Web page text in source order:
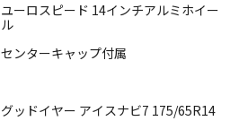
ユーロスピード 14インチアルミホイー
ル
センターキャップ付属
グッドイヤー アイスナビ7 175/65R14